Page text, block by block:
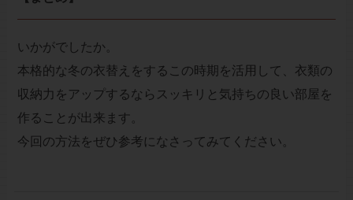
いかがでしたか。
本格的な冬の衣替えをするこの時期を活用して、衣類の
収納力をアップするならスッキリと気持ちの良い部屋を
作ることが出来ます。
今回の方法をぜひ参考になさってみてください。